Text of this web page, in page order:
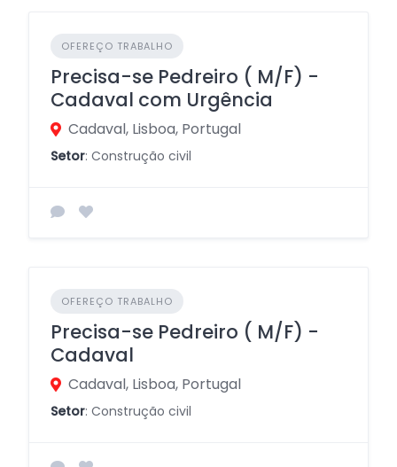
OFEREÇO TRABALHO
Precisa-se Pedreiro ( M/F) -
Cadaval com Urgência
Cadaval, Lisboa, Portugal
Setor: Construção civil
OFEREÇO TRABALHO
Precisa-se Pedreiro ( M/F) -
Cadaval
Cadaval, Lisboa, Portugal
Setor: Construção civil